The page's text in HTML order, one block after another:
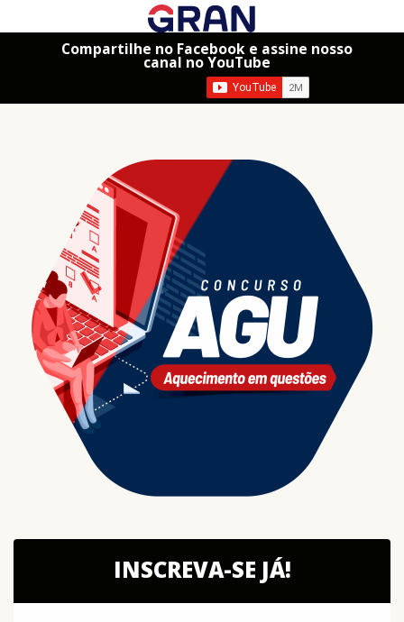
Compartilhe no Facebook e assine nosso
canal no YouTube
INSCREVA-SE JÁ!